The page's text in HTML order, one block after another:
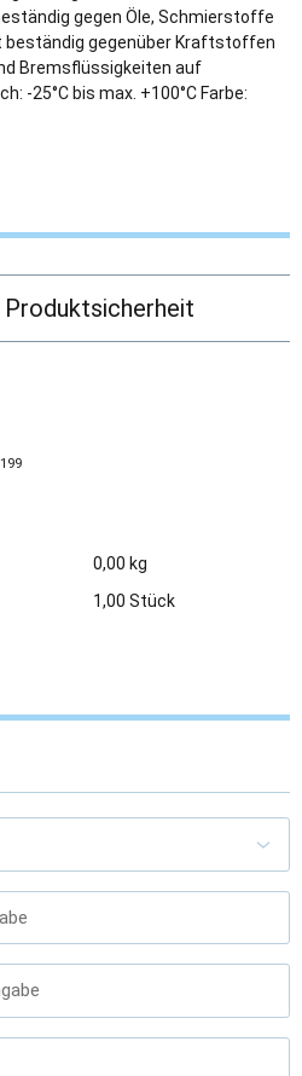
gegen Öle, Schmierstoffe
beständig gegenüber Kraftstoffen
Bremsflüssigkeiten auf
-25°C bis max. +100°C Farbe:
Produktsicherheit
0,00 kg
1,00 Stück